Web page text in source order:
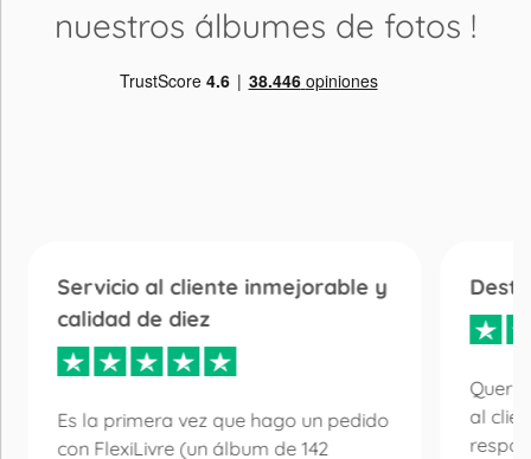
nuestros álbumes de fotos !
Servicio al cliente inmejorable y
calidad de diez
Es la primera vez que hago un pedido
con FlexiLivre (un álbum de 142
al